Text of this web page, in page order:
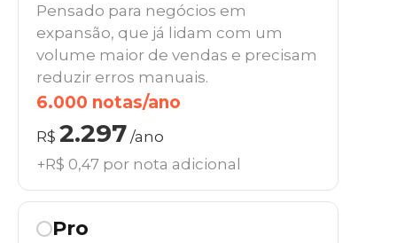
Pensado para negócios em
expansão, que já lidam com um
volume maior de vendas e precisam
reduzir erros manuais.
6.000 notas/ano
R$ 2.297 /ano
+R$ 0,47 por nota adicional
Pro